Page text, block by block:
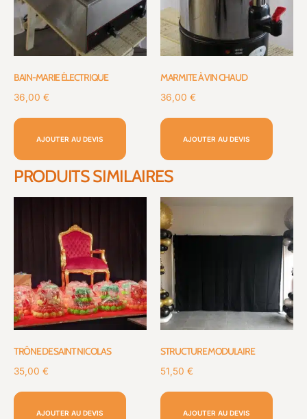
BAIN-MARIE ÉLECTRIQUE
36,00 €
AJOUTER AU DEVIS
MARMITE À VIN CHAUD
36,00 €
AJOUTER AU DEVIS
PRODUITS SIMILAIRES
TRÔNE DE SAINT NICOLAS
35,00 €
AJOUTER AU DEVIS
STRUCTURE MODULAIRE
51,50 €
AJOUTER AU DEVIS